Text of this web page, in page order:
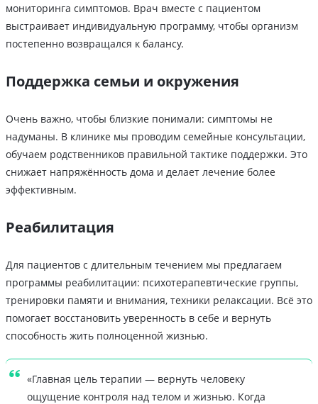
мониторинга симптомов. Врач вместе с пациентом
выстраивает индивидуальную программу, чтобы организм
постепенно возвращался к балансу.
Поддержка семьи и окружения
Очень важно, чтобы близкие понимали: симптомы не
надуманы. В клинике мы проводим семейные консультации,
обучаем родственников правильной тактике поддержки. Это
снижает напряжённость дома и делает лечение более
эффективным.
Реабилитация
Для пациентов с длительным течением мы предлагаем
программы реабилитации: психотерапевтические группы,
тренировки памяти и внимания, техники релаксации. Всё это
помогает восстановить уверенность в себе и вернуть
способность жить полноценной жизнью.
«Главная цель терапии — вернуть человеку
ощущение контроля над телом и жизнью. Когда